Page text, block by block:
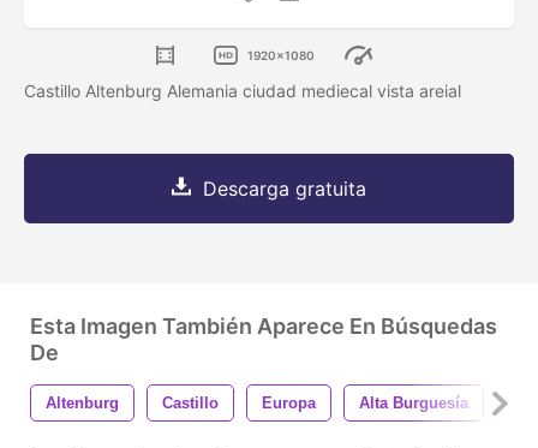
1920x1080
Castillo Altenburg Alemania ciudad mediecal vista areial
Descarga gratuita
Esta Imagen También Aparece En Búsquedas
De
Altenburg Castillo Europa Alta Burguesía